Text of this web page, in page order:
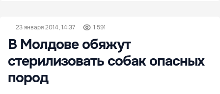
23 января 2014, 14:37 1 591
В Молдове обяжут
стерилизовать собак опасных
пород